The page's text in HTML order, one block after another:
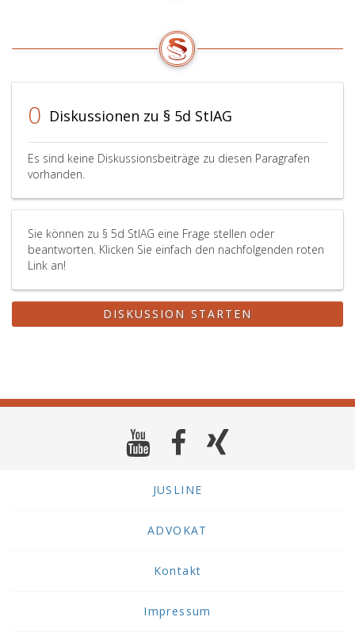
0 Diskussionen zu § 5d StIAG
Es sind keine Diskussionsbeiträge zu diesen Paragrafen
vorhanden.
Sie können zu § 5d StIAG eine Frage stellen oder
beantworten. Klicken Sie einfach den nachfolgenden roten
Link an!
DISKUSSION STARTEN
JUSLINE
ADVOKAT
Kontakt
Impressum